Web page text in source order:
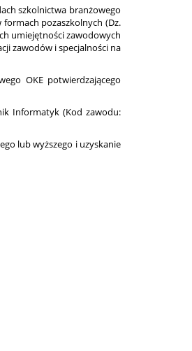
szkolnictwa branżowego
pozaszkolnych (Dz.
umiejętności zawodowych
zawodów i specjalności na
OKE potwierdzającego
Informatyk (Kod zawodu:
lub wyższego i uzyskanie